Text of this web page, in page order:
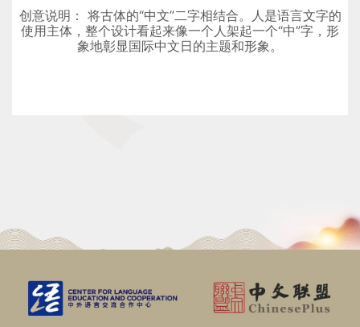
创意说明： 将古体的“中文”二字相结合。人是语言文字的
使用主体，整个设计看起来像一个人架起一个“中”字，形
象地彰显国际中文日的主题和形象。